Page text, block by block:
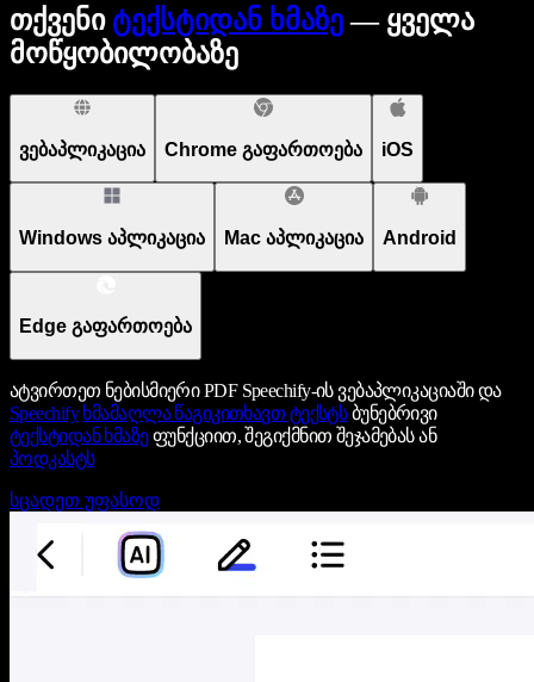
თქვენი ტექსტიდან ხმაზე— ყველა
მოწყობილობაზე
ვებაპლიკაცია Chrome გაფართოება iOS
Windows აპლიკაცია Mac აპლიკაცია Android
Edge გაფართოება
ატვირთეთ ნებისმიერი PDF Speechify-ის ვებაპლიკაციაში და
Speechify ხმამაღლა წაგიკითხავთ ტექსტსბუნებრივი
ტექსტიდან ხმაზეფუნქციით, შეგიქმნით შეჯამებას ან
პოდკასტს
სცადეთ უფასოდ